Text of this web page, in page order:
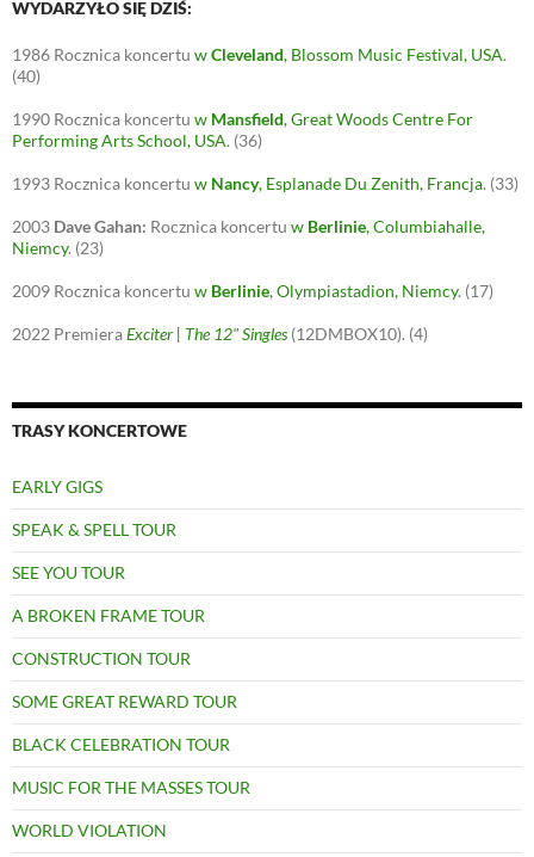
n
i
n
w
w
i
d
o
)
e
s
i
e
w
w
d
w
)
s
n
n
w
n
o
w
n
n
w
i
n
w
WYDARZYŁO SIĘ DZIŚ:
1986 Rocznica koncertu wCleveland, Blossom Music Festival, USA.
(40)
1990 Rocznica koncertu w Mansfield, Great Woods Centre For
Performing Arts School, USA. (36)
1993 Rocznica koncertu w Nancy, Esplanade Du Zenith, Francja. (33)
2003 Dave Gahan: Rocznica koncertu w Berlinie, Columbiahalle,
Niemcy. (23)
2009 Rocznica koncertu w Berlinie, Olympiastadion, Niemcy. (17)
2022 PremieraExciter | The 12" Singles(12DMBOX10). (4)
TRASY KONCERTOWE
EARLY GIGS
SPEAK & SPELL TOUR
SEE YOU TOUR
A BROKEN FRAME TOUR
CONSTRUCTION TOUR
SOME GREAT REWARD TOUR
BLACK CELEBRATION TOUR
MUSIC FOR THE MASSES TOUR
WORLD VIOLATION